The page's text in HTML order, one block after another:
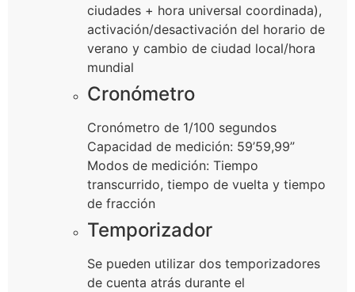
ciudades + hora universal coordinada),
activación/desactivación del horario de
verano y cambio de ciudad local/hora
mundial
Cronómetro
Cronómetro de 1/100 segundos
Capacidad de medición: 59’59,99”
Modos de medición: Tiempo
transcurrido, tiempo de vuelta y tiempo
de fracción
Temporizador
Se pueden utilizar dos temporizadores
de cuenta atrás durante el